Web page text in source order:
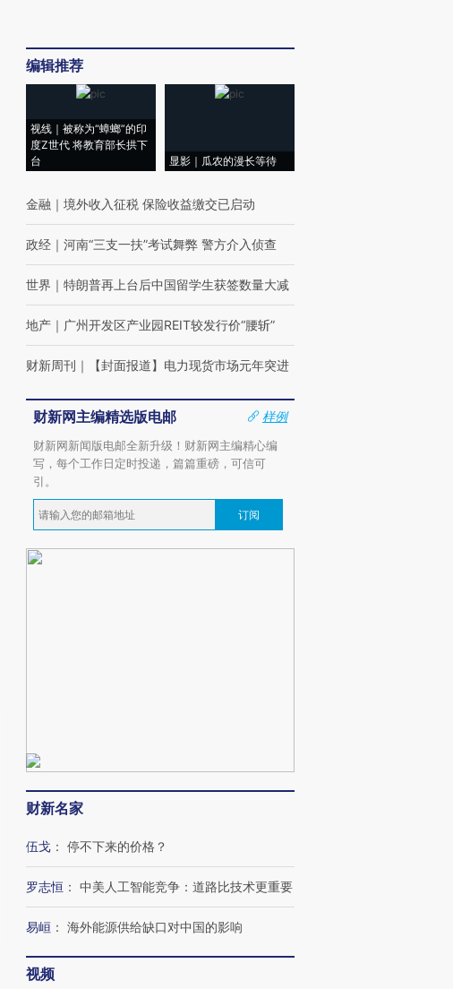
编辑推荐
视线｜被称为“蟑螂”的印
度Z世代 将教育部长拱下
台
显影｜瓜农的漫长等待
金融 ｜ 境外收入征税 保险收益缴交已启动
政经 ｜ 河南“三支一扶”考试舞弊 警方介入侦查
世界 ｜ 特朗普再上台后中国留学生获签数量大减
地产 ｜ 广州开发区产业园REIT较发行价“腰斩”
财新周刊 ｜ 【封面报道】电力现货市场元年突进
财新网主编精选版电邮
样例
财新网新闻版电邮全新升级！财新网主编精心编
写，每个工作日定时投递，篇篇重磅，可信可
引。
订阅
财新名家
伍戈 ： 停不下来的价格？
罗志恒 ： 中美人工智能竞争：道路比技术更重要
易峘 ： 海外能源供给缺口对中国的影响
视频